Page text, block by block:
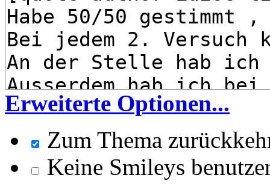
Erweiterte Optionen...
Zum Thema
Keine Smileys